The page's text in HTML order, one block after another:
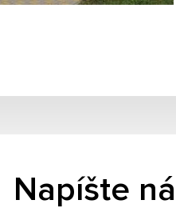
Napíšte